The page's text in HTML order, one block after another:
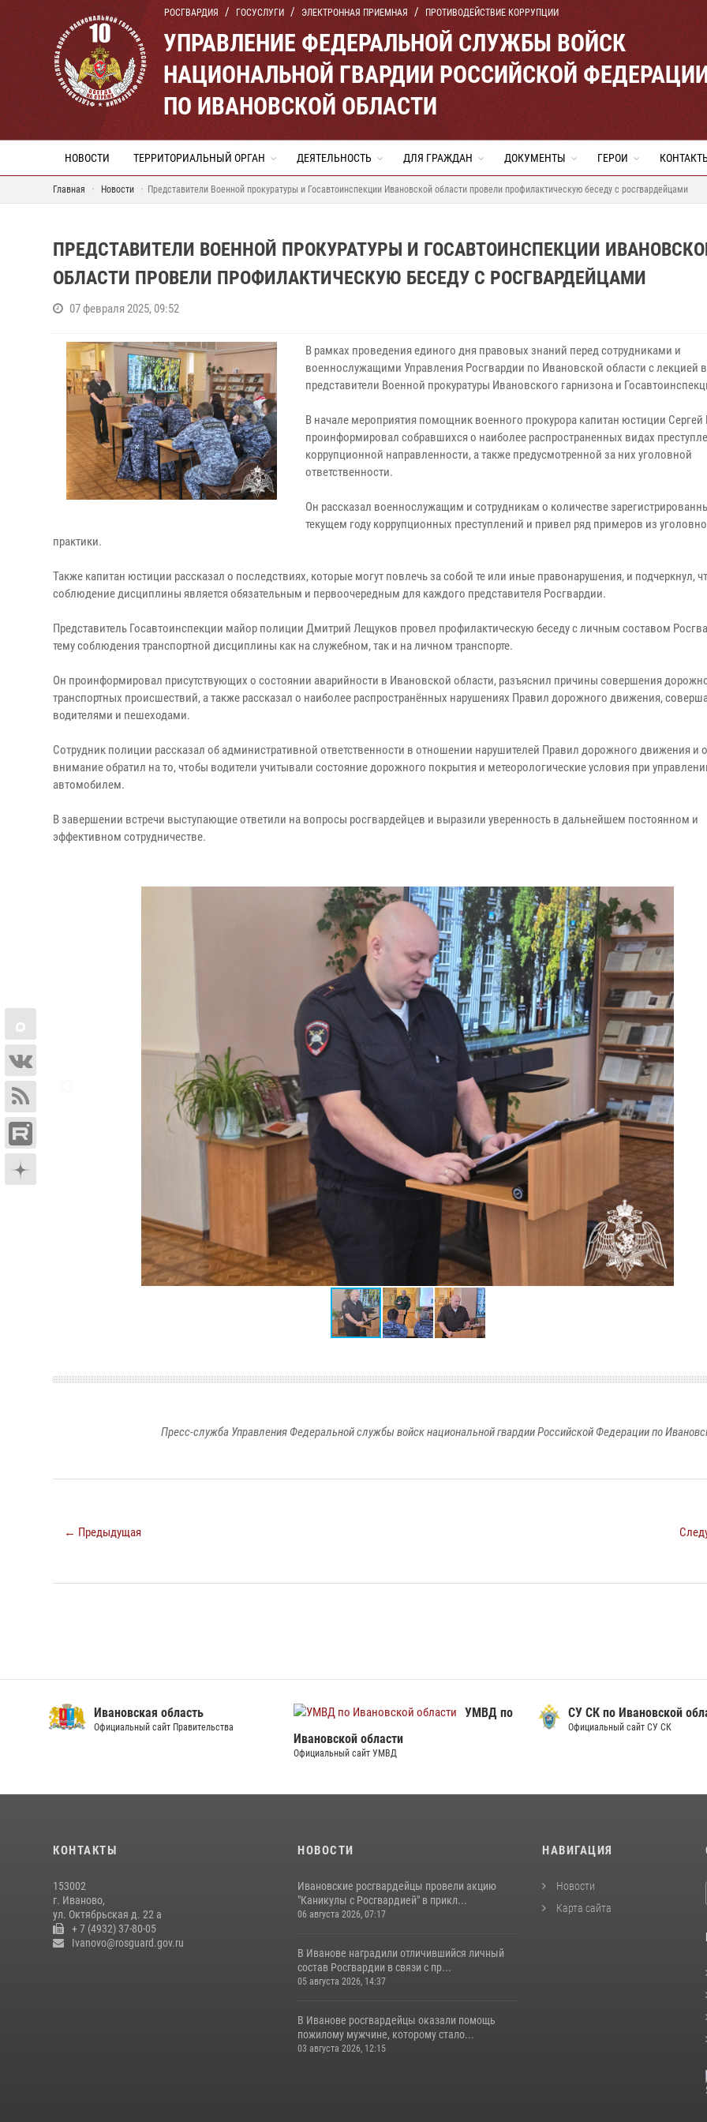
РОСГВАРДИЯ ГОСУСЛУГИ ЭЛЕКТРОННАЯ ПРИЕМНАЯ ПРОТИВОДЕЙСТВИЕ КОРРУПЦИИ
УПРАВЛЕНИЕ ФЕДЕРАЛЬНОЙ СЛУЖБЫ ВОЙСК
НАЦИОНАЛЬНОЙ ГВАРДИИ РОССИЙСКОЙ
ПО ИВАНОВСКОЙ ОБЛАСТИ
НОВОСТИ ТЕРРИТОРИАЛЬНЫЙ ОРГАН ДЕЯТЕЛЬНОСТЬ ДЛЯ ГРАЖДАН ДОКУМЕНТЫ ГЕРОИ
Главная Новости Представители Военной прокуратуры и Госавтоинспекции Ивановской области провели профилактическую беседу с росгвардейцами
ПРЕДСТАВИТЕЛИ ВОЕННОЙ ПРОКУРАТУРЫ И ГОСАВТОИНСПЕКЦИИ
ОБЛАСТИ ПРОВЕЛИ ПРОФИЛАКТИЧЕСКУЮ БЕСЕДУ С РОСГВАРДЕЙЦАМИ
07 февраля 2025, 09:52
В рамках проведения единого дня правовых знаний перед сотрудниками и
военнослужащими Управления Росгвардии по Ивановской области с лекцией
представители Военной прокуратуры Ивановского гарнизона и
В начале мероприятия помощник военного прокурора капитан юстиции Сергей
проинформировал собравшихся о наиболее распространенных видах
коррупционной направленности, а также предусмотренной за них уголовной
ответственности.
Он рассказал военнослужащим и сотрудникам о количестве
текущем году коррупционных преступлений и привел ряд примеров из
практики.
Также капитан юстиции рассказал о последствиях, которые могут повлечь за собой те или иные правонарушения, и подчеркнул,
соблюдение дисциплины является обязательным и первоочередным для каждого представителя Росгвардии.
Представитель Госавтоинспекции майор полиции Дмитрий Лещуков провел профилактическую беседу с личным составом
тему соблюдения транспортной дисциплины как на служебном, так и на личном транспорте.
Он проинформировал присутствующих о состоянии аварийности в Ивановской области, разъяснил причины совершения
транспортных происшествий, а также рассказал о наиболее распространённых нарушениях Правил дорожного движения,
водителями и пешеходами.
Сотрудник полиции рассказал об административной ответственности в отношении нарушителей Правил дорожного движения и
внимание обратил на то, чтобы водители учитывали состояние дорожного покрытия и метеорологические условия при
автомобилем.
В завершении встречи выступающие ответили на вопросы росгвардейцев и выразили уверенность в дальнейшем постоянном и
эффективном сотрудничестве.
Пресс-служба Управления Федеральной службы войск национальной гвардии Российской Федерации по
← Предыдущая
Ивановская область
Официальный сайт Правительства
УМВД по
Ивановской области
Официальный сайт УМВД
СУ СК по Ивановской
Официальный сайт СУ СК
КОНТАКТЫ
153002
г. Иваново,
ул. Октябрьская д. 22 а
+ 7 (4932) 37-80-05
Ivanovo@rosguard.gov.ru
НОВОСТИ
Ивановские росгвардейцы провели акцию
"Каникулы с Росгвардией" в прикл...
06 августа 2026, 07:17
В Иванове наградили отличившийся личный
состав Росгвардии в связи с пр...
05 августа 2026, 14:37
В Иванове росгвардейцы оказали помощь
пожилому мужчине, которому стало...
03 августа 2026, 12:15
НАВИГАЦИЯ
Новости
Карта сайта